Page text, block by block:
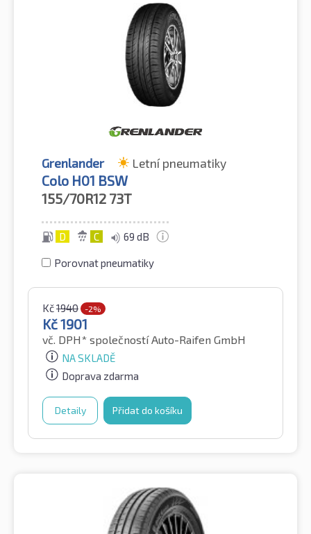
Grenlander Letní pneumatiky
Colo H01 BSW
155/70R12 73T
D C 69 dB
Porovnat pneumatiky
Kč1940 -2%
Kč1901
vč. DPH* společností Auto-Raifen GmbH
NA SKLADĚ
Doprava zdarma
Detaily Přidat do košíku